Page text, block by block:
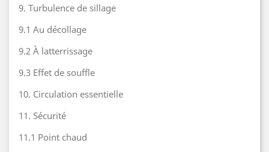
9. Turbulence de sillage
9.1 Au décollage
9.2 À latterrissage
9.3 Effet de souffle
10. Circulation essentielle
11. Sécurité
11.1 Point chaud